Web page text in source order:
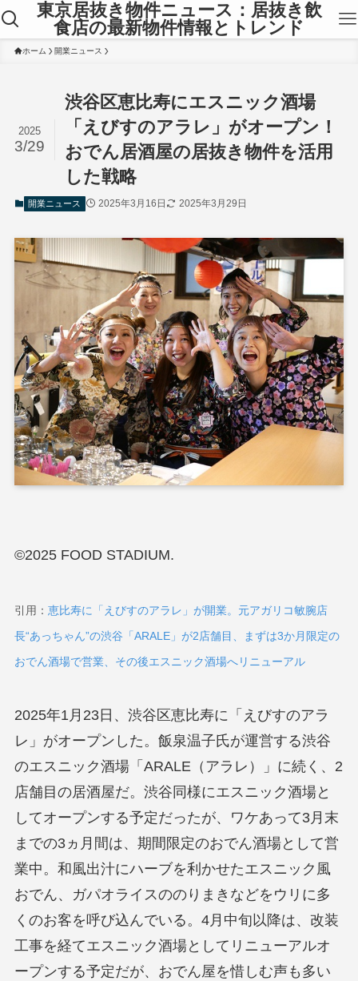
東京居抜き物件ニュース：居抜き飲
食店の最新物件情報とトレンド
ホーム 開業ニュース
渋谷区恵比寿にエスニック酒場
「えびすのアラレ」がオープン！
おでん居酒屋の居抜き物件を活用
した戦略
2025
3/29
開業ニュース 2025年3月16日 2025年3月29日
©2025 FOOD STADIUM.
引用： 恵比寿に「えびすのアラレ」が開業。元アガリコ敏腕店
長“あっちゃん”の渋谷「ARALE」が2店舗目、まずは3か月限定の
おでん酒場で営業、その後エスニック酒場へリニューアル
2025年1月23日、渋谷区恵比寿に「えびすのアラ
レ」がオープンした。飯泉温子氏が運営する渋谷
のエスニック酒場「ARALE（アラレ）」に続く、2
店舗目の居酒屋だ。渋谷同様にエスニック酒場と
してオープンする予定だったが、ワケあって3月末
までの3ヵ月間は、期間限定のおでん酒場として営
業中。和風出汁にハーブを利かせたエスニック風
おでん、ガパオライスののりまきなどをウリに多
くのお客を呼び込んでいる。4月中旬以降は、改装
工事を経てエスニック酒場としてリニューアルオ
ープンする予定だが、おでん屋を惜しむ声も多い